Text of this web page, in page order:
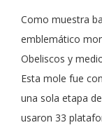
Como muestra
emblemático
Obeliscos y
Esta mole fue
una sola etapa
usaron 33